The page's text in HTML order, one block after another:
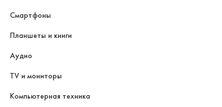
Смартфоны
Планшеты и книги
Аудио
TV и мониторы
Компьютерная техника